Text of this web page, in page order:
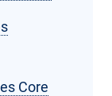
Core